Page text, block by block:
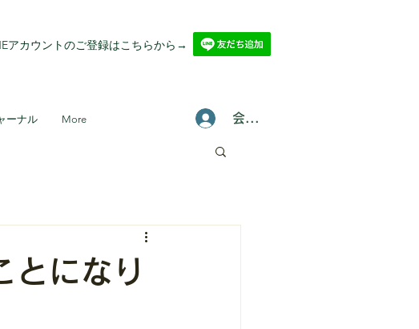
アカウントのご登録はこちらから→
ーナル More 会員登録/ログインはこちら
とになり